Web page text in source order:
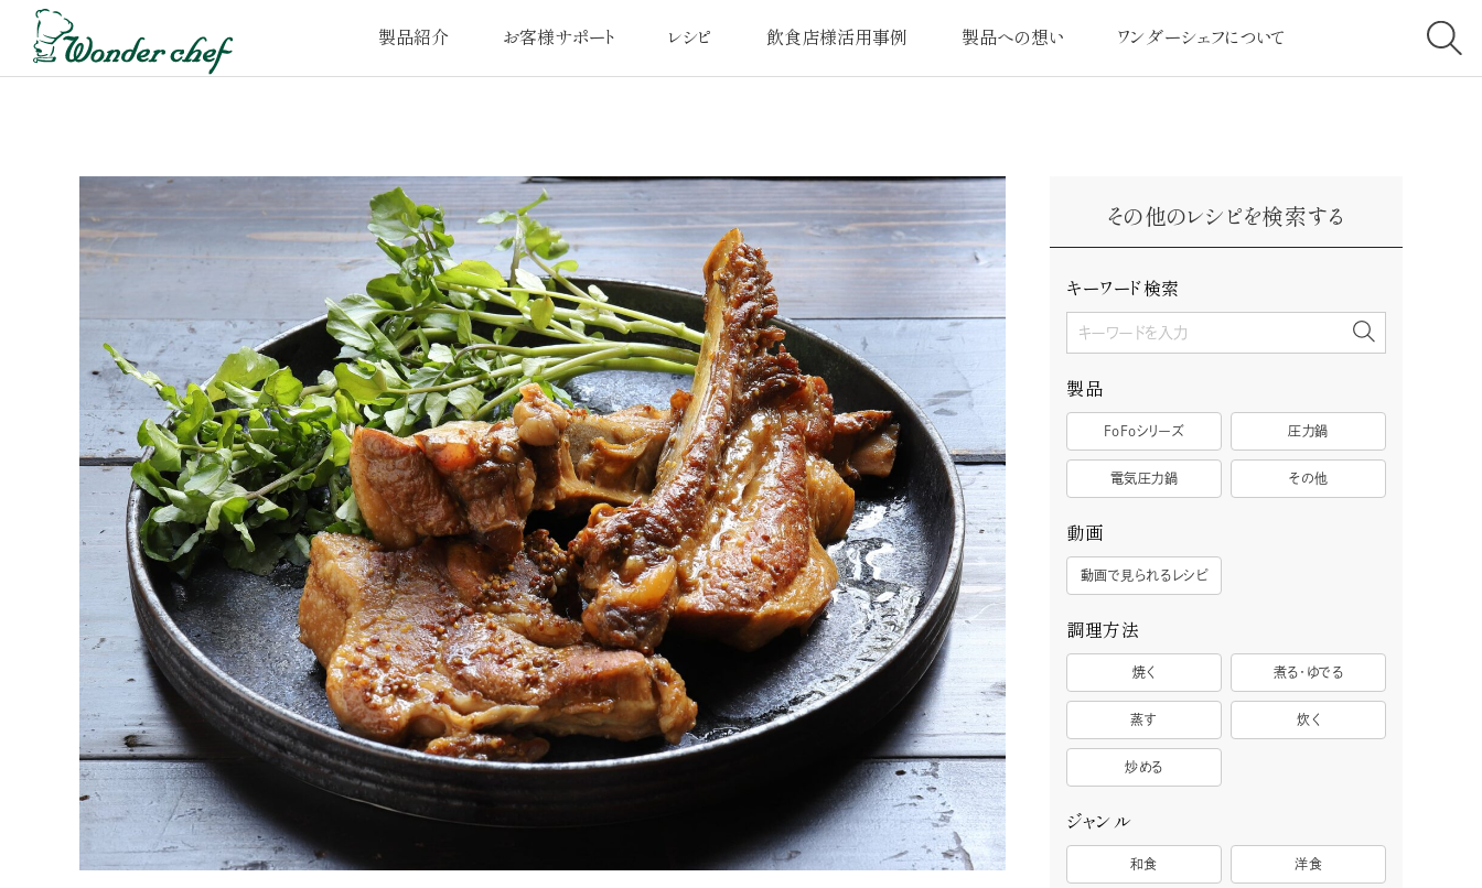
製品紹介
e-wonder
t-wonder
鍋‧フライパン
FOFO
UCHITO
デリシャス缶詰
過去に販売した商品
全製品一覧
お客様サポート
使い方・お手入れ
注意事項
お問い合わせ
カタログ請求
ユーザー登録のお客様
レシピ 飲食店様活用事例 製品への想い
アフターサービスへのこだわり
圧力鍋なべとは・しくみについて
ワンダーシェフについて
会社案内
採用情報
その他のレシピを検索する
キーワード検索
製品
FoFoシリーズ 圧力鍋
電気圧力鍋 その他
動画
動画で見られるレシピ
調理方法
焼く 煮る・ゆでる
蒸す 炊く
炒める
ジャンル
和食 洋食